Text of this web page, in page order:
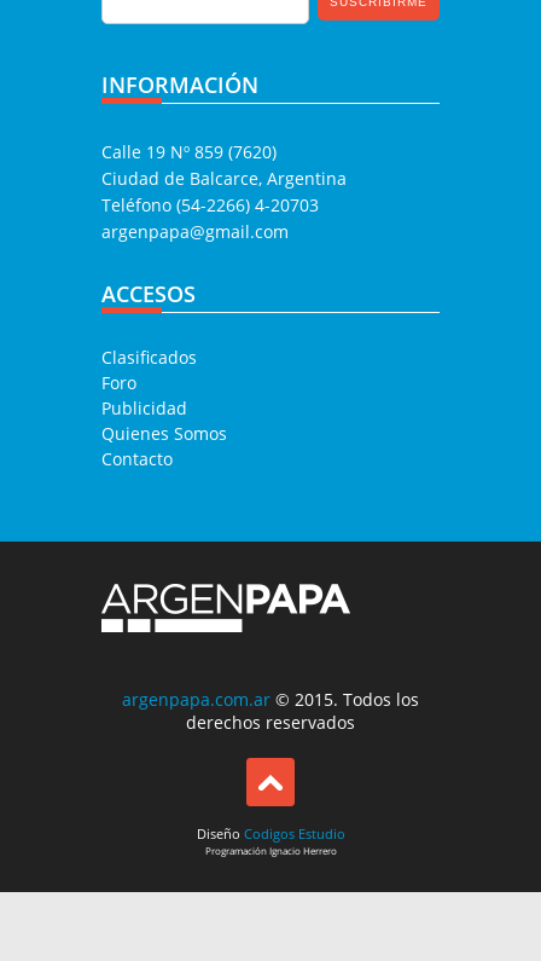
INFORMACIÓN
Calle 19 Nº 859 (7620)
Ciudad de Balcarce, Argentina
Teléfono (54-2266) 4-20703
argenpapa@gmail.com
ACCESOS
Clasificados
Foro
Publicidad
Quienes Somos
Contacto
argenpapa.com.ar © 2015. Todos los
derechos reservados
Diseño Codigos Estudio
ProgramaciónIgnacio Herrero